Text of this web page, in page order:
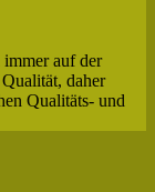
auf der
daher
Qualitäts- und